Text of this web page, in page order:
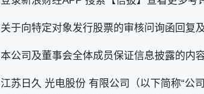
关于向特定对象发行股票的审核问询函回复
本公司及董事会全体成员保证信息披露的内
江苏日久 光电股份 有限公司（以下简称“公